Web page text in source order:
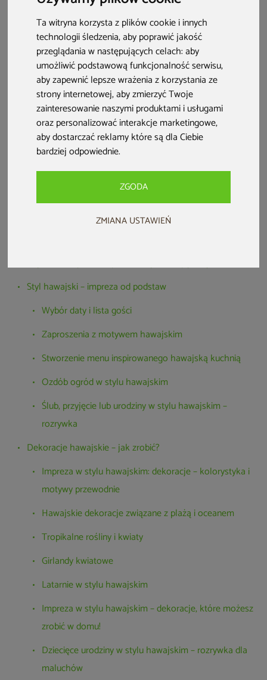
Ta witryna korzysta z plików cookie i innych
technologii śledzenia, aby poprawić jakość
przeglądania w następujących celach:aby
umożliwić podstawową funkcjonalność serwisu,
aby zapewnić lepsze wrażenia z korzystania ze
strony internetowej,aby zmierzyć Twoje
zainteresowanie naszymi produktami i usługami
oraz personalizować interakcje marketingowe,
aby dostarczać reklamy które są dla Ciebie
bardziej odpowiednie.
ZGODA
ZMIANA USTAWIEŃ
jak krok po kroku zorganizować uroczystość, która z
pewnością zostanie zapamiętana na długo. Sprawdź, jakich
dekoracji będziesz potrzebować, by urządzić taką imprezę
we własnym ogrodzie!
Styl hawajski – impreza od podstaw
Wybór daty i lista gości
Zaproszenia z motywem hawajskim
Stworzenie menu inspirowanego hawajską kuchnią
Ozdób ogród w stylu hawajskim
Ślub, przyjęcie lub urodziny w stylu hawajskim –
rozrywka
Dekoracje hawajskie – jak zrobić?
Impreza w stylu hawajskim: dekoracje – kolorystyka i
motywy przewodnie
Hawajskie dekoracje związane z plażą i oceanem
Tropikalne rośliny i kwiaty
Girlandy kwiatowe
Latarnie w stylu hawajskim
Impreza w stylu hawajskim – dekoracje, które możesz
zrobić w domu!
Dziecięce urodziny w stylu hawajskim – rozrywka dla
maluchów